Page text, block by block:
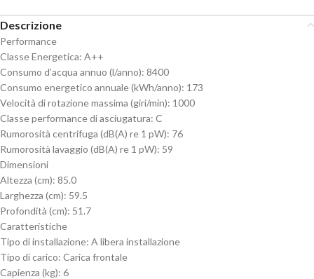
Descrizione
Performance
Classe Energetica: A++
Consumo d’acqua annuo (l/anno): 8400
Consumo energetico annuale (kWh/anno): 173
Velocità di rotazione massima (giri/min): 1000
Classe performance di asciugatura: C
Rumorosità centrifuga (dB(A) re 1 pW): 76
Rumorosità lavaggio (dB(A) re 1 pW): 59
Dimensioni
Altezza (cm): 85.0
Larghezza (cm): 59.5
Profondità (cm): 51.7
Caratteristiche
Tipo di installazione: A libera installazione
Tipo di carico: Carica frontale
Capienza (kg): 6